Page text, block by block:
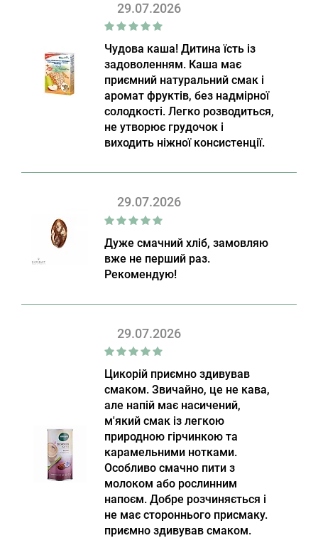
29.07.2026
Чудова каша! Дитина їсть із
задоволенням. Каша має
приємний натуральний смак і
аромат фруктів, без надмірної
солодкості. Легко розводиться,
не утворює грудочок і
виходить ніжної консистенції.
29.07.2026
Дуже смачний хліб, замовляю
вже не перший раз.
Рекомендую!
29.07.2026
Цикорій приємно здивував
смаком. Звичайно, це не кава,
але напій має насичений,
м'який смак із легкою
природною гірчинкою та
карамельними нотками.
Особливо смачно пити з
молоком або рослинним
напоєм. Добре розчиняється і
не має стороннього присмаку.
приємно здивував смаком.